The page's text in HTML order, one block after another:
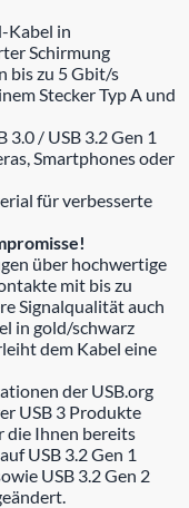
Kabel in
Schirmung
bis zu 5 Gbit/s
Stecker Typ A und
/ USB 3.2 Gen 1
Smartphones oder
für verbesserte
über hochwertige
mit bis zu
Signalqualität auch
in gold/schwarz
dem Kabel eine
der USB.org
USB 3 Produkte
die Ihnen bereits
USB 3.2 Gen 1
USB 3.2 Gen 2